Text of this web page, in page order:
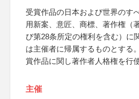
受賞作品の日本および世界のす
用新案、意匠、商標、著作権（
び第28条所定の権利を含む）に
は主催者に帰属するものとする
賞作品に関し著作者人格権を行
主催